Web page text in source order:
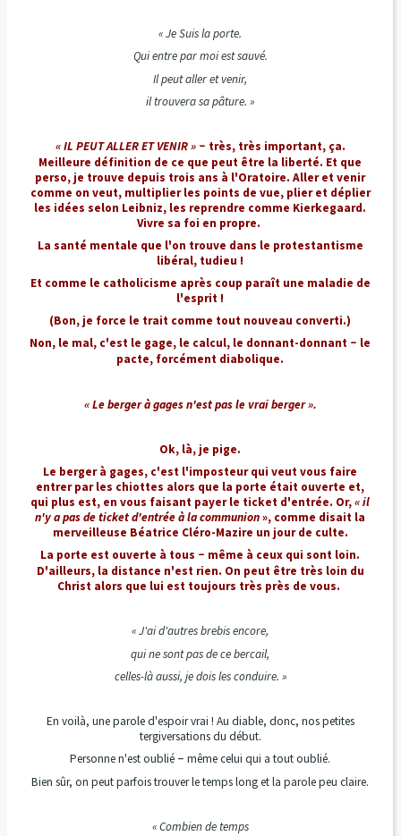
« Je Suis la porte.
Qui entre par moi est sauvé.
Il peut aller et venir,
il trouvera sa pâture. »
« IL PEUT ALLER ET VENIR » – très, très important, ça.
Meilleure définition de ce que peut être la liberté. Et que
perso, je trouve depuis trois ans à l'Oratoire. Aller et venir
comme on veut, multiplier les points de vue, plier et déplier
les idées selon Leibniz, les reprendre comme Kierkegaard.
Vivre sa foi en propre.
La santé mentale que l'on trouve dans le protestantisme
libéral, tudieu !
Et comme le catholicisme après coup paraît une maladie de
l'esprit !
(Bon, je force le trait comme tout nouveau converti.)
Non, le mal, c'est le gage, le calcul, le donnant-donnant – le
pacte, forcément diabolique.
« Le berger à gages n'est pas le vrai berger ».
Ok, là, je pige.
Le berger à gages, c'est l'imposteur qui veut vous faire
entrer par les chiottes alors que la porte était ouverte et,
qui plus est, en vous faisant payer le ticket d'entrée. Or,« il
n'y a pas de ticket d'entrée à la communion», comme disait la
merveilleuse Béatrice Cléro-Mazire un jour de culte.
La porte est ouverte à tous – même à ceux qui sont loin.
D'ailleurs, la distance n'est rien. On peut être très loin du
Christ alors que lui est toujours très près de vous.
« J'ai d'autres brebis encore,
qui ne sont pas de ce bercail,
celles-là aussi, je dois les conduire. »
En voilà, une parole d'espoir vrai ! Au diable, donc, nos petites
tergiversations du début.
Personne n'est oublié – même celui qui a tout oublié.
Bien sûr, on peut parfois trouver le temps long et la parole peu claire.
« Combien de temps